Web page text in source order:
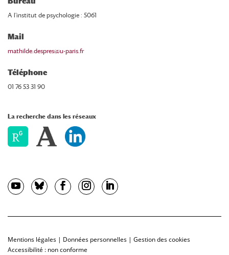
A l’institut de psychologie : 5061
Mail
mathilde.despres@u-paris.fr
Téléphone
01 76 53 31 90
La recherche dans les réseaux
Mentions légales | Données personnelles | Gestion des cookies
Accessibilité : non conforme